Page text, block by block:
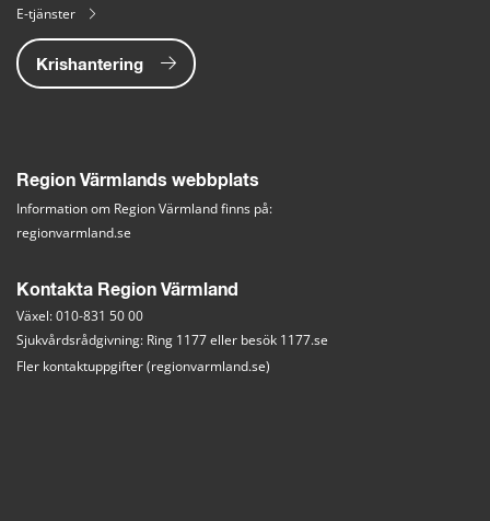
E-tjänster
Krishantering
Region Värmlands webbplats
Information om Region Värmland finns på:
regionvarmland.se
Kontakta Region Värmland
Växel: 010-831 50 00
Sjukvårdsrådgivning: Ring 1177 eller besök 1177.se
Fler kontaktuppgifter (regionvarmland.se)